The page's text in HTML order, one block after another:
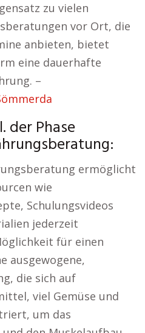
zu vielen
vor Ort, die
anbieten, bietet
eine dauerhafte
–
der Phase
ermöglicht
wie
Schulungsvideos
jederzeit
für einen
ausgewogene,
die sich auf
viel Gemüse und
um das